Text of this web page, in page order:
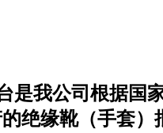
我公司根据国
绝缘靴（手套